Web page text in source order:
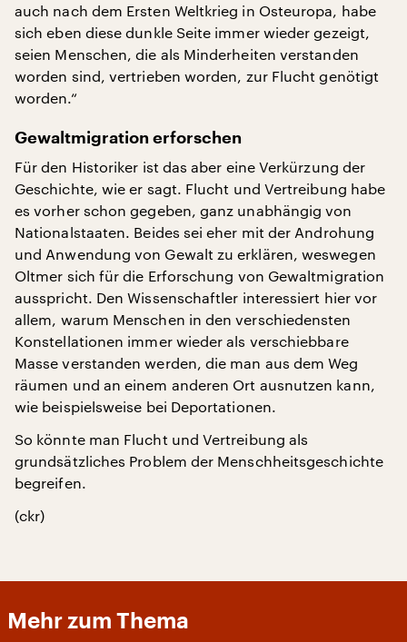
auch nach dem Ersten Weltkrieg in Osteuropa, habe
sich eben diese dunkle Seite immer wieder gezeigt,
seien Menschen, die als Minderheiten verstanden
worden sind, vertrieben worden, zur Flucht genötigt
worden.“
Gewaltmigration erforschen
Für den Historiker ist das aber eine Verkürzung der
Geschichte, wie er sagt. Flucht und Vertreibung habe
es vorher schon gegeben, ganz unabhängig von
Nationalstaaten. Beides sei eher mit der Androhung
und Anwendung von Gewalt zu erklären, weswegen
Oltmer sich für die Erforschung von Gewaltmigration
ausspricht. Den Wissenschaftler interessiert hier vor
allem, warum Menschen in den verschiedensten
Konstellationen immer wieder als verschiebbare
Masse verstanden werden, die man aus dem Weg
räumen und an einem anderen Ort ausnutzen kann,
wie beispielsweise bei Deportationen.
So könnte man Flucht und Vertreibung als
grundsätzliches Problem der Menschheitsgeschichte
begreifen.
(ckr)
Mehr zum Thema